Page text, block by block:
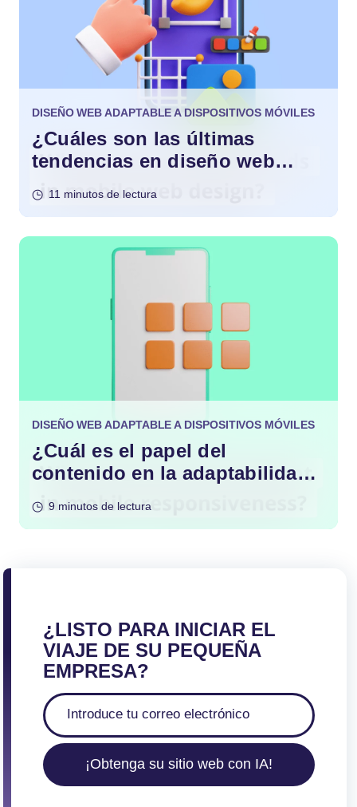
DISEÑO WEB ADAPTABLE A DISPOSITIVOS MÓVILES
¿Cuáles son las últimas
tendencias en diseño web
11 minutos de lectura
DISEÑO WEB ADAPTABLE A DISPOSITIVOS MÓVILES
¿Cuál es el papel del
contenido en la adaptabilidad
9 minutos de lectura
¿LISTO PARA INICIAR EL
VIAJE DE SU PEQUEÑA
EMPRESA?
¡Obtenga su sitio web con IA!